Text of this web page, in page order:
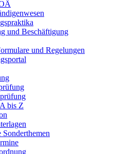
und Beschäftigung
und Regelungen
bis Z
Sonderthemen